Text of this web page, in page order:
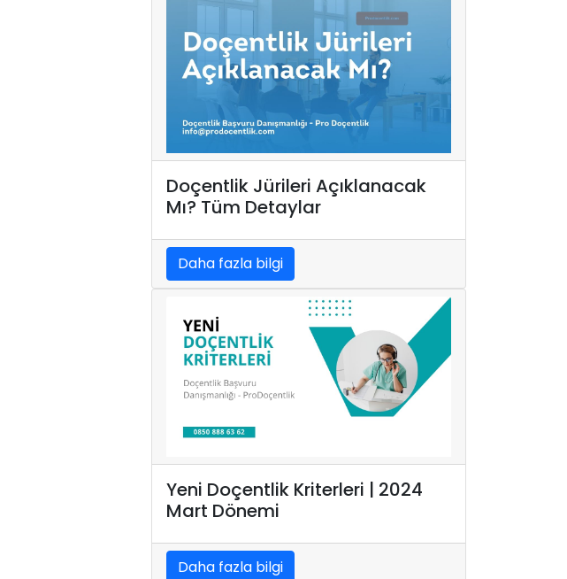
Doçentlik Jürileri Açıklanacak
Mı? Tüm Detaylar
Daha fazla bilgi
Yeni Doçentlik Kriterleri | 2024
Mart Dönemi
Daha fazla bilgi